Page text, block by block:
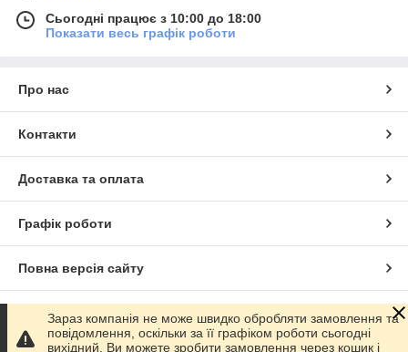
Сьогодні працює з 10:00 до 18:00
Показати весь графік роботи
Про нас
Контакти
Доставка та оплата
Графік роботи
Повна версія сайту
Сайт створено на маркетплейсі Prom.ua
Зараз компанія не може швидко обробляти замовлення та
повідомлення, оскільки за її графіком роботи сьогодні
вихідний. Ви можете зробити замовлення через кошик і